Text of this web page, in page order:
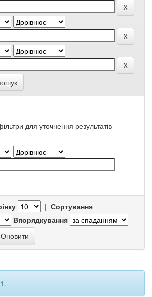
для уточнення результатів
| Сортування
Впорядкування